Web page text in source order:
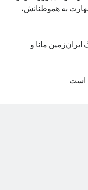
به هموطنانش،
ایران‌زمین مانا و
است